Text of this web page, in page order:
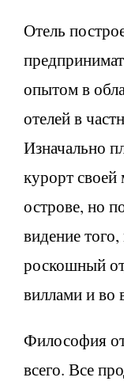
Отель
опытом в
отелей в
Изначально
курорт
острове, но
видение
роскошный
виллами и во
Философия
всего. Все